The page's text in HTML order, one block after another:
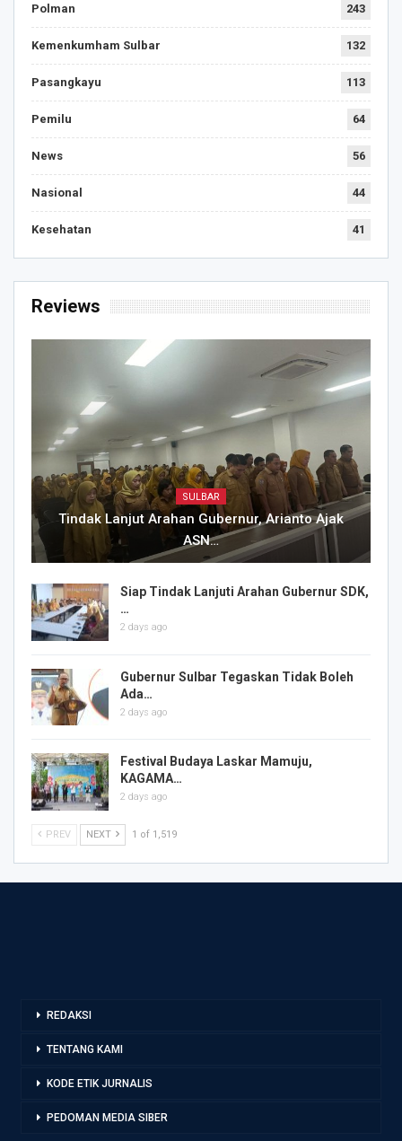
Polman 243
Kemenkumham Sulbar 132
Pasangkayu 113
Pemilu 64
News 56
Nasional 44
Kesehatan 41
Reviews
SULBAR
Tindak Lanjut Arahan Gubernur, Arianto Ajak
ASN…
Siap Tindak Lanjuti Arahan Gubernur SDK,
…
2 days ago
Gubernur Sulbar Tegaskan Tidak Boleh
Ada…
2 days ago
Festival Budaya Laskar Mamuju,
KAGAMA…
2 days ago
PREV NEXT 1 of 1,519
REDAKSI
TENTANG KAMI
KODE ETIK JURNALIS
PEDOMAN MEDIA SIBER